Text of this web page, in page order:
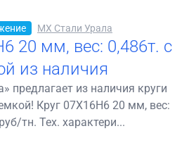
МХ Стали Урала
20 мм, вес: 0,486т. с
из наличия
предлагает из наличия круги
Круг 07Х16Н6 20 мм, вес:
тн. Тех. характери...